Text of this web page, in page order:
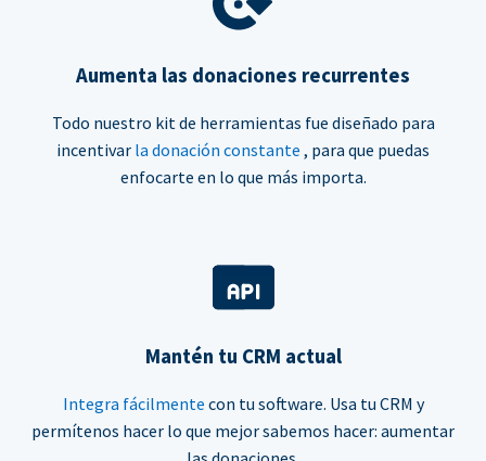
Aumenta las donaciones recurrentes
Todo nuestro kit de herramientas fue diseñado para
incentivar la donación constante , para que puedas
enfocarte en lo que más importa.
Mantén tu CRM actual
Integra fácilmente con tu software. Usa tu CRM y
permítenos hacer lo que mejor sabemos hacer: aumentar